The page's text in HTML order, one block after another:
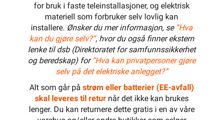
for bruk i faste teleinstallasjoner, og elektrisk
materiell som forbruker selv lovlig kan
installere. Ønsker du mer informasjon, se ”Hva
kan du gjøre selv?”, hvor du også finner ekstern
lenke til dsb (Direktoratet for samfunnssikkerhet
og beredskap) for “Hva kan privatpersoner gjøre
selv på det elektriske anlegget?”
Alt som går på strøm eller batterier (EE-avfall)
skal leveres til returnår det ikke kan brukes
lenger. Du kan returnere dette gratis i en av våre